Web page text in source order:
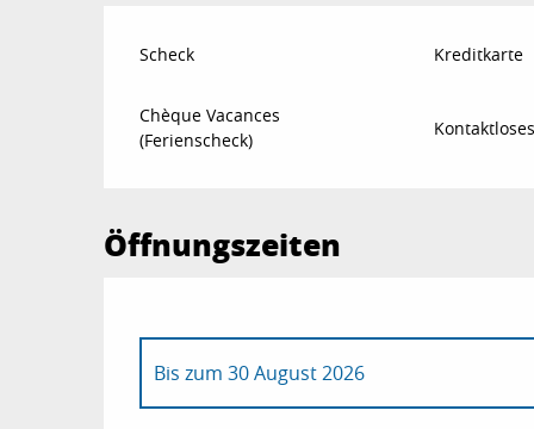
Scheck Kreditkarte
Chèque Vacances
(Ferienscheck)
Öffnungszeiten
Bis zum 30 August 2026